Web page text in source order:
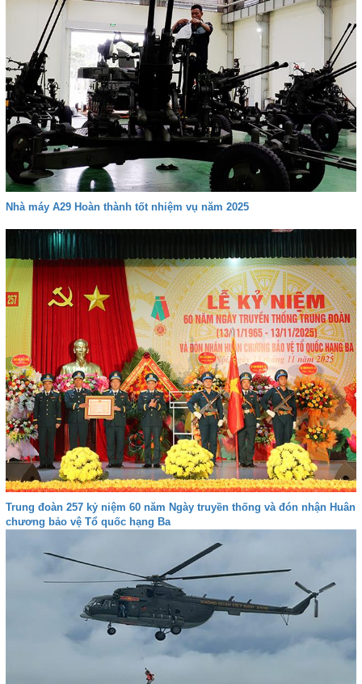
Nhà máy A29 Hoàn thành tốt nhiệm vụ năm 2025
Trung đoàn 257 kỷ niệm 60 năm Ngày truyền thống và đón nhận Huân
chương bảo vệ Tổ quốc hạng Ba